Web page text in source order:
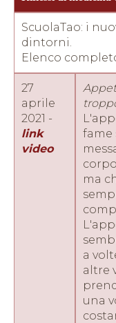
ScuolaTao: i
dintorni.
Elenco
27
aprile
2021 -
link
video
fame
ma
a
altre
una